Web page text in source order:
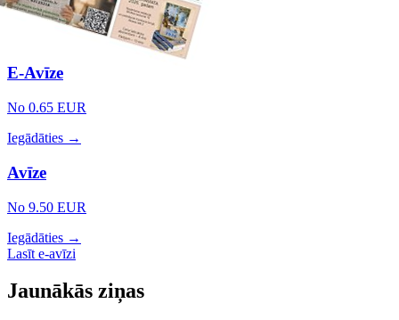
E-Avīze
No 0.65 EUR
Iegādāties →
Avīze
No 9.50 EUR
Iegādāties →
Lasīt e-avīzi
Jaunākās ziņas